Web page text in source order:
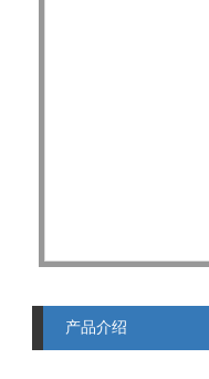
产品介绍